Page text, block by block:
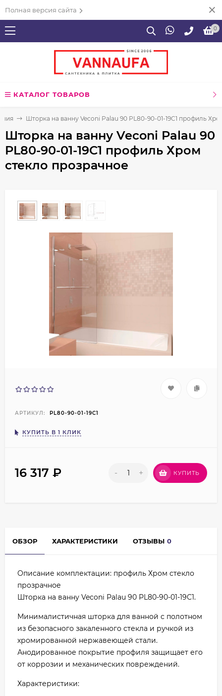
Полная версия сайта
0
КАТАЛОГ ТОВАРОВ
Шторка на ванну Veconi Palau 90 PL80-90-01-19C1 профиль
Шторка на ванну Veconi Palau 90
PL80-90-01-19C1 профиль Хром
стекло прозрачное
АРТИКУЛ: PL80-90-01-19C1
КУПИТЬ В 1 КЛИК
16 317 ₽ - + КУПИТЬ
ОБЗОР ХАРАКТЕРИСТИКИ ОТЗЫВЫ 0
Описание комплектации: профиль Хром стекло
прозрачное
Шторка на ванну Veconi Palau 90 PL80-90-01-19C1.
Минималистичная шторка для ванной с полотном
из безопасного закаленного стекла и ручкой из
хромированной нержавеющей стали.
Анодированное покрытие профиля защищает его
от коррозии и механических повреждений.
Характеристики: